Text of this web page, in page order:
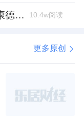
从“市梦率”到“硬实力”：药明康德如何用业绩填平2021年估值鸿沟？ 10.4w阅读
更多原创